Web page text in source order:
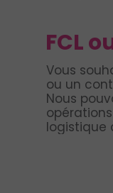
Vous
ou un
Nous
logistique
FCL